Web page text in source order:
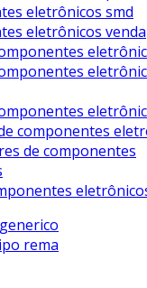
eletrônicos smd
eletrônicos venda
componentes
de componentes
rema